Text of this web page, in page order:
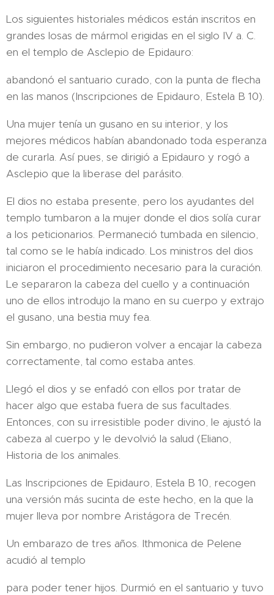
Los siguientes historiales médicos están inscritos en
grandes losas de mármol erigidas en el siglo IV a. C.
en el templo de Asclepio de Epidauro:
abandonó el santuario curado, con la punta de flecha
en las manos (Inscripciones de Epidauro, Estela B 10).
Una mujer tenía un gusano en su interior, y los
mejores médicos habían abandonado toda esperanza
de curarla. Así pues, se dirigió a Epidauro y rogó a
Asclepio que la liberase del parásito.
El dios no estaba presente, pero los ayudantes del
templo tumbaron a la mujer donde el dios solía curar
a los peticionarios. Permaneció tumbada en silencio,
tal como se le había indicado. Los ministros del dios
iniciaron el procedimiento necesario para la curación.
Le separaron la cabeza del cuello y a continuación
uno de ellos introdujo la mano en su cuerpo y extrajo
el gusano, una bestia muy fea.
Sin embargo, no pudieron volver a encajar la cabeza
correctamente, tal como estaba antes.
Llegó el dios y se enfadó con ellos por tratar de
hacer algo que estaba fuera de sus facultades.
Entonces, con su irresistible poder divino, le ajustó la
cabeza al cuerpo y le devolvió la salud (Eliano,
Historia de los animales.
Las Inscripciones de Epidauro, Estela B 10, recogen
una versión más sucinta de este hecho, en la que la
mujer lleva por nombre Aristágora de Trecén.
Un embarazo de tres años. Ithmonica de Pelene
acudió al templo
para poder tener hijos. Durmió en el santuario y tuvo